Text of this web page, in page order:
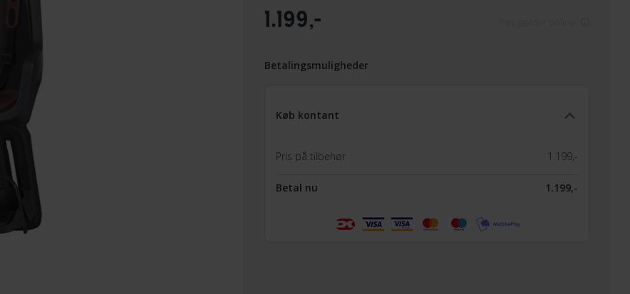
1.199,-
Betalingsmuligheder
Køb kontant
Pris på tilbehør 1.199,-
Betal nu 1.199,-